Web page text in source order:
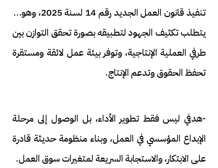
تنفيذ قانون العمل الجديد رقم 14 لسنة 2025، وهو ما
يتطلب تكثيف الجهود لتطبيقه بصورة تحقق التوازن بين
طرفي العملية الإنتاجية، وتوفر بيئة عمل لائقة ومستقرة
تحفظ الحقوق وتدعم الإنتاج.
-هدفي ليس فقط تطوير الأداء، بل الوصول إلى مرحلة
الإبداع المؤسسي في العمل، وبناء منظومة حديثة قادرة
على الابتكار، والاستجابة السريعة لمتغيرات سوق العمل.